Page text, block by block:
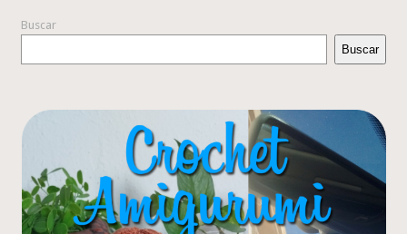
Buscar
Buscar